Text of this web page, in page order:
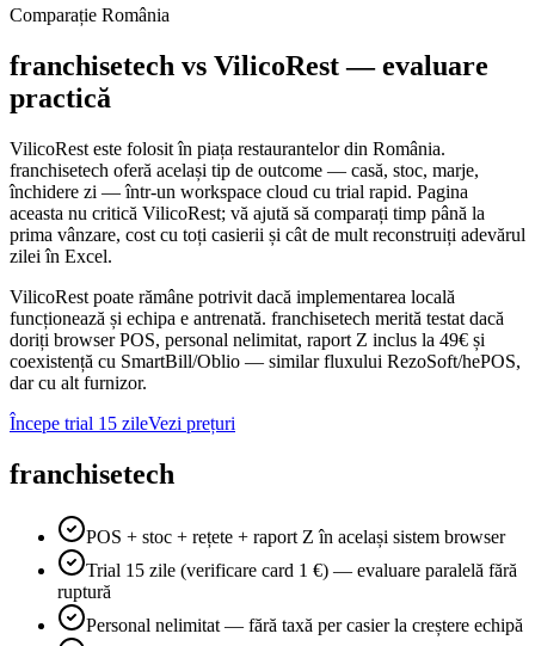
Comparație România
franchisetech vs VilicoRest — evaluare
practică
VilicoRest este folosit în piața restaurantelor din România.
franchisetech oferă același tip de outcome — casă, stoc, marje,
închidere zi — într-un workspace cloud cu trial rapid. Pagina
aceasta nu critică VilicoRest; vă ajută să comparați timp până la
prima vânzare, cost cu toți casierii și cât de mult reconstruiți adevărul
zilei în Excel.
VilicoRest poate rămâne potrivit dacă implementarea locală
funcționează și echipa e antrenată. franchisetech merită testat dacă
doriți browser POS, personal nelimitat, raport Z inclus la 49€ și
coexistență cu SmartBill/Oblio — similar fluxului RezoSoft/hePOS,
dar cu alt furnizor.
Începe trial 15 zileVezi prețuri
franchisetech
POS + stoc + rețete + raport Z în același sistem browser
Trial 15 zile (verificare card 1 €) — evaluare paralelă fără
ruptură
Personal nelimitat — fără taxă per casier la creștere echipă